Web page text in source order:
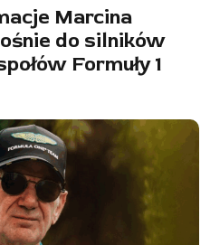
Marcina
do silników
Formuły 1